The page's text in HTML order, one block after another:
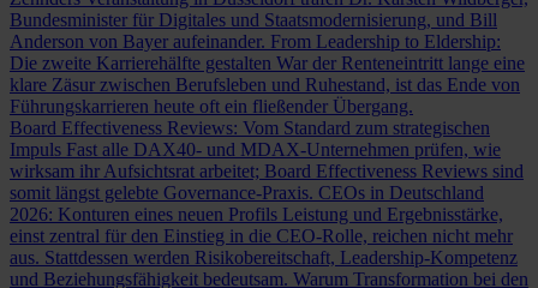
Bundesminister für Digitales und Staatsmodernisierung, und Bill
Anderson von Bayer aufeinander. From Leadership to Eldership:
Die zweite Karrierehälfte gestalten War der Renteneintritt lange eine
klare Zäsur zwischen Berufsleben und Ruhestand, ist das Ende von
Führungskarrieren heute oft ein fließender Übergang.
Board Effectiveness Reviews: Vom Standard zum strategischen
Impuls Fast alle DAX40- und MDAX-Unternehmen prüfen, wie
wirksam ihr Aufsichtsrat arbeitet; Board Effectiveness Reviews sind
somit längst gelebte Governance-Praxis. CEOs in Deutschland
2026: Konturen eines neuen Profils Leistung und Ergebnisstärke,
einst zentral für den Einstieg in die CEO-Rolle, reichen nicht mehr
aus. Stattdessen werden Risikobereitschaft, Leadership-Kompetenz
und Beziehungsfähigkeit bedeutsam. Warum Transformation bei den